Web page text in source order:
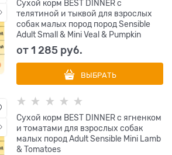
Сухой корм BEST DINNER с
телятиной и тыквой для взрослых
собак малых пород пород Sensible
Adult Small & Mini Veal & Pumpkin
от1 285 руб.
ВЫБРАТЬ
Сухой корм BEST DINNER с ягненком
и томатами для взрослых собак
малых пород Adult Sensible Mini Lamb
& Tomatoes